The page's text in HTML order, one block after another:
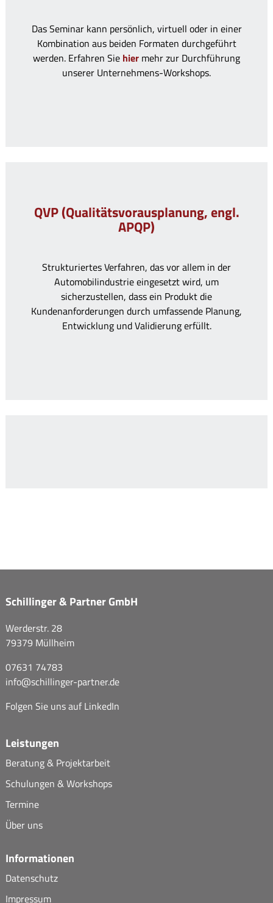
Das Seminar kann persönlich, virtuell oder in einer
Kombination aus beiden Formaten durchgeführt
werden. Erfahren Sie hier mehr zur Durchführung
unserer Unternehmens-Workshops.
QVP (Qualitätsvorausplanung, engl.
APQP)
Strukturiertes Verfahren, das vor allem in der
Automobilindustrie eingesetzt wird, um
sicherzustellen, dass ein Produkt die
Kundenanforderungen durch umfassende Planung,
Entwicklung und Validierung erfüllt.
Schillinger & Partner GmbH
Werderstr. 28
79379 Müllheim
07631 74783
info@schillinger-partner.de
Folgen Sie uns auf LinkedIn
Leistungen
Beratung & Projektarbeit
Schulungen & Workshops
Termine
Über uns
Informationen
Datenschutz
Impressum